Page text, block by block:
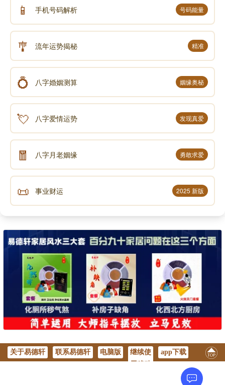
伤官用财格的本质，是疏导才华，落地为财。命主
不必纠结于伤官的叛逆，也不必焦虑于财星的起伏，关
键在于认清自身强弱，顺其势、补其弱——身强则大胆
变现，身弱则先修自身，让伤官之秀通过财星之用，转
化为实实在在的人生成就。
诗襄
秀气流芳入财乡，
身强不负少年郎。
制化合宜无妄念，
一生富贵且安康。
声明：部分内容来于网络，如有侵权，请联系我们删除！以上内容，并
不代表易德轩观点。
📱 手机号码解析 号码能量
🎐 流年运势揭秘 精准
💍 八字婚姻测算 姻缘奥秘
💘 八字爱情运势 发现真爱
🧧 八字月老姻缘 勇敢求爱
📜 事业财运 2025 新版
关于易德轩 联系易德轩 电脑版
继续使
app下载